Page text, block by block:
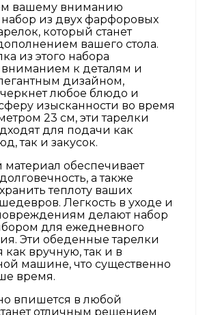
вашему вниманию
из двух фарфоровых
который станет
вашего стола.
из этого набора
к деталям и
дизайном,
любое блюдо и
изысканности во время
23 см, эти тарелки
для подачи как
так и закусок.
обеспечивает
а также
теплоту ваших
Легкость в уходе и
делают набор
для ежедневного
Эти обеденные тарелки
как вручную, так и в
машине, что существенно
время.
впишется в любой
отличным решением